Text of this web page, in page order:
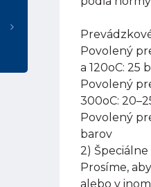
Povolený
a 120oC: 25
Povolený
300oC:
Povolený
barov
2)
Prosíme,
alebo v